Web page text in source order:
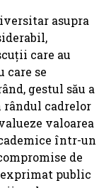
asupra
care au
care se
gestul său a
rândul cadrelor
valoarea
într-un
de
public